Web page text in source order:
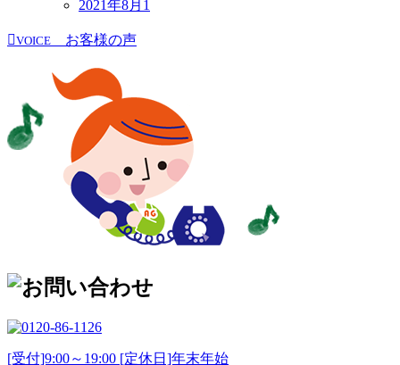
2021年8月 1
VOICE お客様の声
[受付]9:00～19:00 [定休日]年末年始